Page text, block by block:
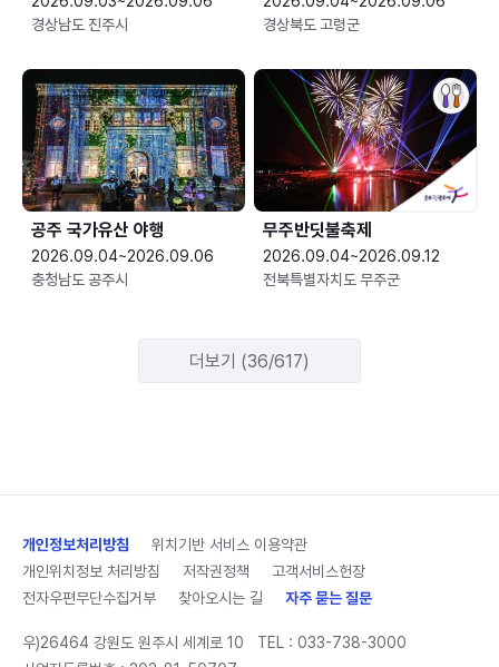
경상남도 진주시
경상북도 고령군
공주 국가유산 야행
2026.09.04~2026.09.06
충청남도 공주시
무주반딧불축제
2026.09.04~2026.09.12
전북특별자치도 무주군
더보기 (36/617)
개인정보처리방침
위치기반 서비스 이용약관
개인위치정보 처리방침
저작권정책
고객서비스헌장
전자우편무단수집거부
찾아오시는 길 자주 묻는 질문
우)26464 강원도 원주시 세계로 10 TEL : 033-738-3000